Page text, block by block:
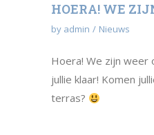
HOERA! WE
by admin Nieuws
Hoera! We zijn weer
jullie klaar! Komen
terras?